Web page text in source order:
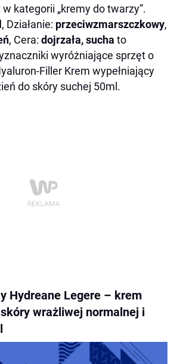
kategorii „kremy do twarzy”.
, Działanie: przeciwzmarszczkowy,
, Cera: dojrzała, sucha to
wyróżniające sprzęt o
Filler Krem wypełniający
do skóry suchej 50ml.
Hydreane Legere – krem
wrażliwej normalnej i